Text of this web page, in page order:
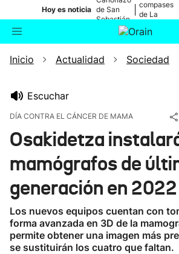
Hoy es noticia de San
Sebastián
compases
de La
Buscador Actualidad
Ikusmiran
Eguraldia
Inicio Actualidad Sociedad
Escuchar
DÍA CONTRA EL CÁNCER DE MAMA
Osakidetza
mamógrafos de
generación en 2022
Los nuevos equipos cuentan con
forma avanzada en 3D de la
permite obtener una imagen más
se sustituirán los cuatro que faltan.